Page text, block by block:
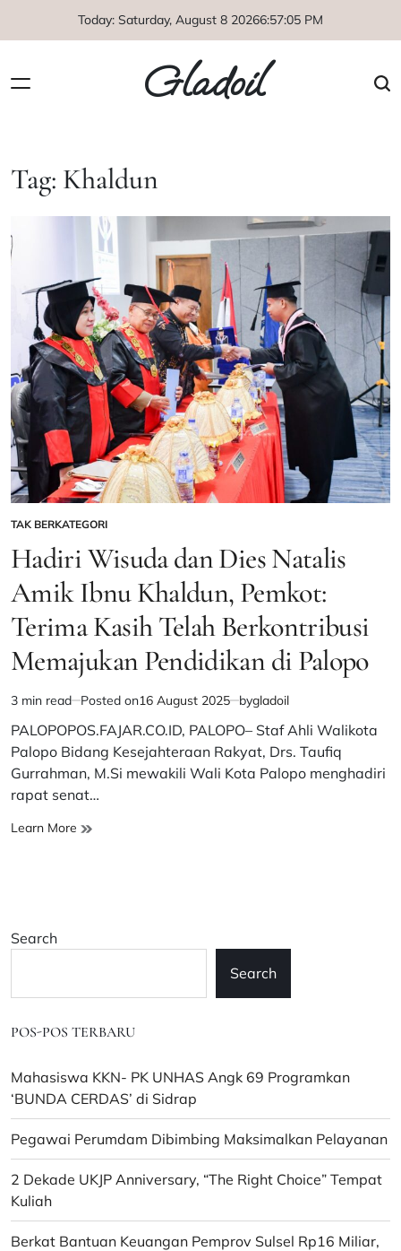
Today: Saturday, August 8 20266:57:06 PM
Gladoil
Tag: Khaldun
POSTED
IN
TAK BERKATEGORI
Hadiri Wisuda dan Dies Natalis
Amik Ibnu Khaldun, Pemkot:
Terima Kasih Telah Berkontribusi
Memajukan Pendidikan di Palopo
Estimated
read
time
3 min read Posted on16 August 2025 bygladoil
PALOPOPOS.FAJAR.CO.ID, PALOPO– Staf Ahli Walikota
Palopo Bidang Kesejahteraan Rakyat, Drs. Taufiq
Gurrahman, M.Si mewakili Wali Kota Palopo menghadiri
rapat senat…
Learn More Hadiri
Terima
Telah
Memajukan
Pendidikan
di
Search
Search
POS-POS TERBARU
Mahasiswa KKN- PK UNHAS Angk 69 Programkan
‘BUNDA CERDAS’ di Sidrap
Pegawai Perumdam Dibimbing Maksimalkan Pelayanan
2 Dekade UKJP Anniversary, “The Right Choice” Tempat
Kuliah
Berkat Bantuan Keuangan Pemprov Sulsel Rp16 Miliar,